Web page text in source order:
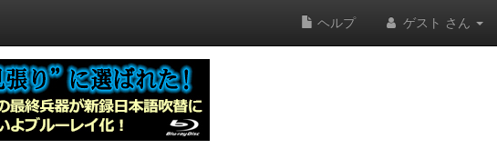
ヘルプ ゲスト さん